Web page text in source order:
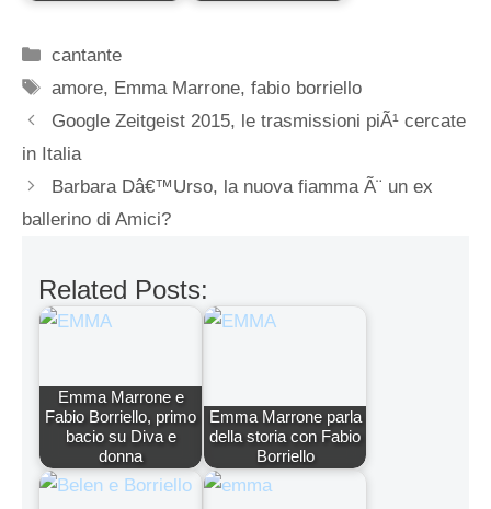
Categorie
cantante
Tag
amore, Emma Marrone,fabio borriello
Google Zeitgeist 2015, le trasmissioni piÃ¹ cercate
in Italia
Barbara Dâ€™Urso, la nuova fiamma Ã¨ un ex
ballerino di Amici?
Related Posts:
Emma Marrone e
Fabio Borriello, primo
bacio su Diva e
donna
Emma Marrone parla
della storia con Fabio
Borriello